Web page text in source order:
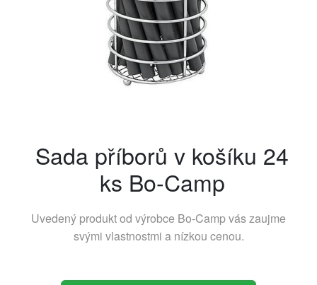
Sada příborů v košíku 24
ks Bo-Camp
Uvedený produkt od výrobce Bo-Campvás zaujme
svými vlastnostmi a nízkou cenou.